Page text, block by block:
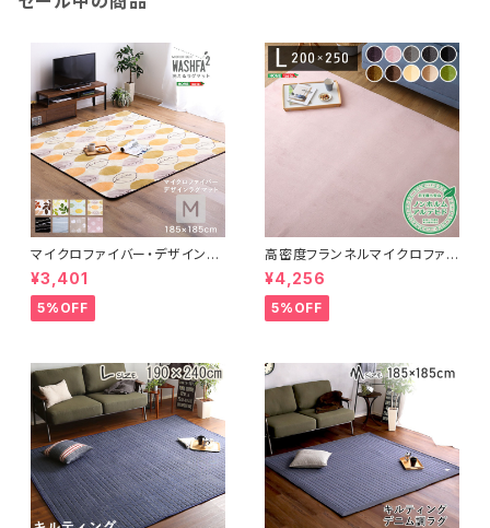
マイクロファイバー・デザインラ
グマットMサイズ（185×185cm）
洗えるラグマット 【WASHFA2】
FRG-D2-M
¥3,401
5%OFF
高密度フランネルマイクロファイ
バー・ラグマットLサイズ（200×2
50cm）洗えるラグマット｜ナル
トレア
¥4,256
5%OFF